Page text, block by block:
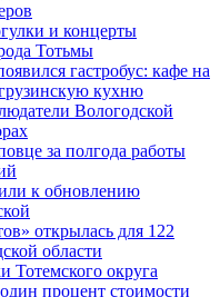
и концерты
Тотьмы
гастробус: кафе на
кухню
Вологодской
за полгода работы
к обновлению
открылась для 122
области
Тотемского округа
процент стоимости